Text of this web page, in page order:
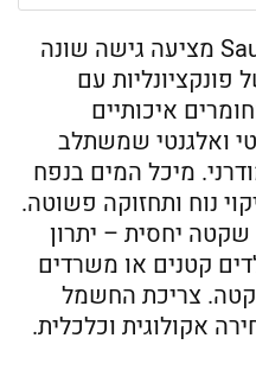
מכונת הקרח Sauter IM1800B מציעה גישה שונה
פונקציונליות עם
איכותיים
ואלגנטי שמשתלב
מיכל המים בנפח
נוח ותחזוקה פשוטה.
יחסית – יתרון
קטנים או משרדים
צריכת החשמל
אקולוגית וכלכלית.